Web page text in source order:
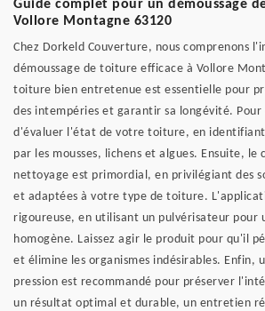
Guide complet pour un démoussage
Vollore Montagne 63120
Chez Dorkeld Couverture, nous comprenons
démoussage de toiture efficace à Vollore
toiture bien entretenue est essentielle pour
des intempéries et garantir sa longévité.
d'évaluer l'état de votre toiture, en identifiant
par les mousses, lichens et algues. Ensuite, le
nettoyage est primordial, en privilégiant des
et adaptées à votre type de toiture.
rigoureuse, en utilisant un pulvérisateur pour
homogène. Laissez agir le produit pour qu'il
et élimine les organismes indésirables. Enfin,
pression est recommandé pour préserver
un résultat optimal et durable, un entretien